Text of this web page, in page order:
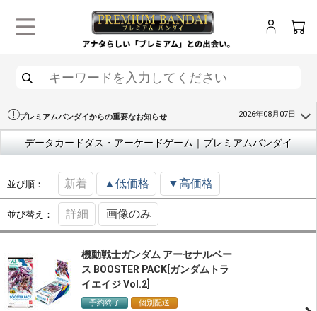
プレミアムバンダイからの重要なお知らせ 2026年08月07日
データカードダス・アーケードゲーム｜プレミアムバンダイ
並び順： 新着 ▲低価格 ▼高価格
並び替え： 詳細 画像のみ
機動戦士ガンダム アーセナルベー
ス BOOSTER PACK[ガンダムトラ
イエイジ Vol.2]
予約終了
個別配送